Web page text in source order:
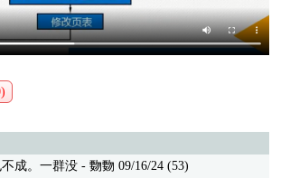
成。一群没- 覅覅 09/16/24 (53)